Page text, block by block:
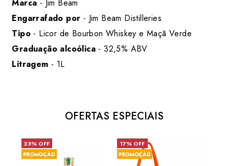
Marca - Jim Beam
Engarrafado por - Jim Beam Distilleries
Tipo - Licor de Bourbon Whiskey e Maçã Verde
Graduação alcoólica - 32,5% ABV
Litragem - 1L
OFERTAS ESPECIAIS
23% OFF 17% OFF